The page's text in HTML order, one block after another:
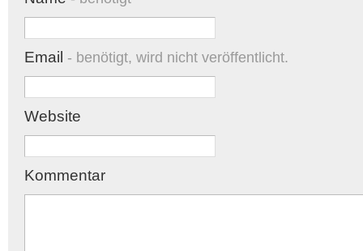
Email - benötigt, wird nicht veröffentlicht.
Website
Kommentar